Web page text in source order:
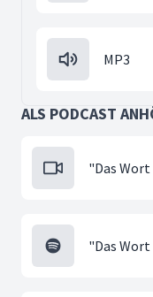
MP3
ALS PODCAST
"Das
"Das